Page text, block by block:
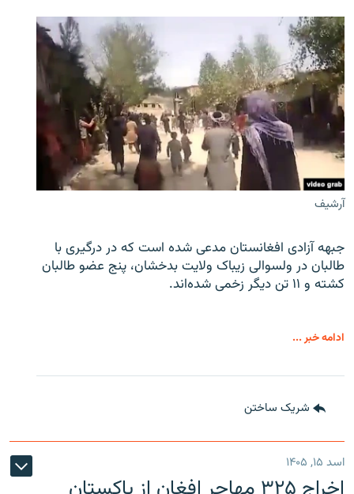
آرشیف
جبهه آزادی افغانستان مدعی شده است که در درگیری با
طالبان در ولسوالی زیباک ولایت بدخشان، پنج عضو طالبان
کشته و ۱۱ تن دیگر زخمی شده‌اند.
ادامه خبر ...
شریک ساختن
اسد ۱۵, ۱۴۰۵